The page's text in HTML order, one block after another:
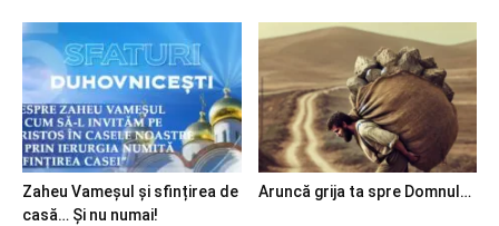
Zaheu Vameșul și sfințirea de
casă… Și nu numai!
Aruncă grija ta spre Domnul…